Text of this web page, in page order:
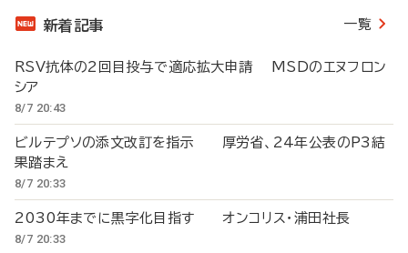
新着記事 一覧
RSV抗体の2回目投与で適応拡大申請 MSDのエヌフロン
シア
8/7 20:43
ビルテプソの添文改訂を指示 厚労省、24年公表のP3結
果踏まえ
8/7 20:33
2030年までに黒字化目指す オンコリス・浦田社長
8/7 20:33